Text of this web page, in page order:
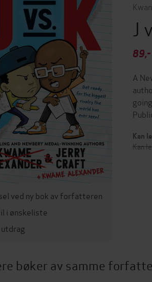
ved ny bok av forfatteren
i ønskeliste
J
89,-
A
Kan
Kan
bøker av samme